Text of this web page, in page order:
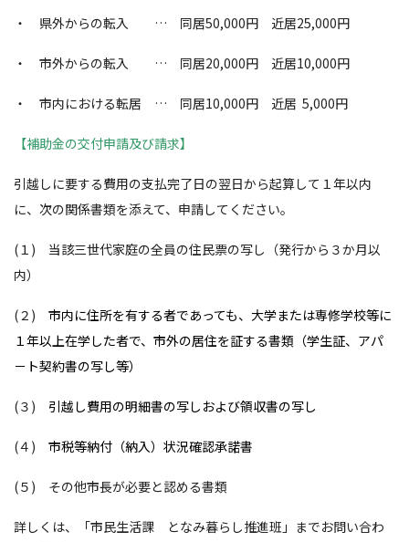
・ 県外からの転入 … 同居50,000円 近居25,000円
・ 市外からの転入 … 同居20,000円 近居10,000円
・ 市内における転居 … 同居10,000円 近居 5,000円
【補助金の交付申請及び請求】
引越しに要する費用の支払完了日の翌日から起算して１年以内
に、次の関係書類を添えて、申請してください。
(１) 当該三世代家庭の全員の住民票の写し（発行から３か月以
内）
(２) 市内に住所を有する者であっても、大学または専修学校等に
１年以上在学した者で、市外の居住を証する書類（学生証、アパ
－ト契約書の写し等）
(３) 引越し費用の明細書の写しおよび領収書の写し
(４) 市税等納付（納入）状況確認承諾書
(５) その他市長が必要と認める書類
詳しくは、「市民生活課 となみ暮らし推進班」までお問い合わ